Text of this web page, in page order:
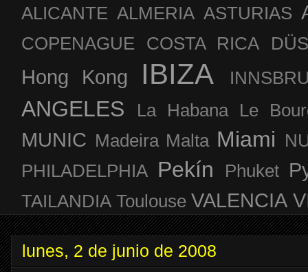
ALICANTE ALMERIA ASTURIAS
COPENAGUE COSTA RICA
Hong Kong IBIZA
ANGELES La Habana Le
MUNIC Madeira Malta Miami
PHILADELPHIA Pekín Phuket
TAILANDIA Toulouse VALENCIA
lunes, 2 de junio de 2008